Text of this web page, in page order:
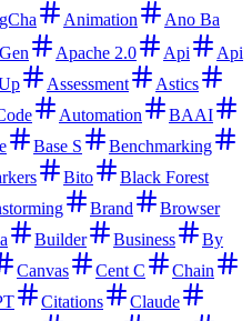
Animation
Ano Ba
Apache 2.0 Api
Api
Assessment
Astics
Automation
BAAI
Base S
Benchmarking
Bito
Black Forest
Brand
Browser
Builder Business
By
Canvas Cent C
Chain
Citations
Claude